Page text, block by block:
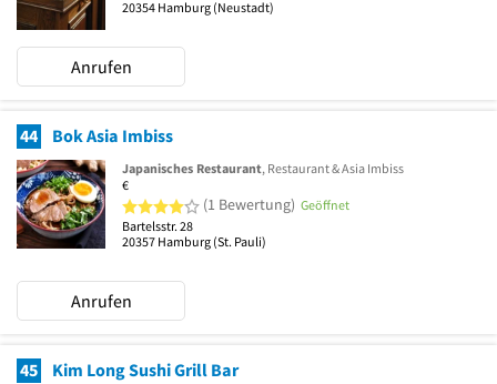
20354 Hamburg (Neustadt)
Anrufen
44 Bok Asia Imbiss
Japanisches Restaurant, Restaurant & Asia Imbiss
€
4 von 5 Sternen
(1 Bewertung) Geöffnet
Bartelsstr. 28
20357 Hamburg (St. Pauli)
Anrufen
45 Kim Long Sushi Grill Bar